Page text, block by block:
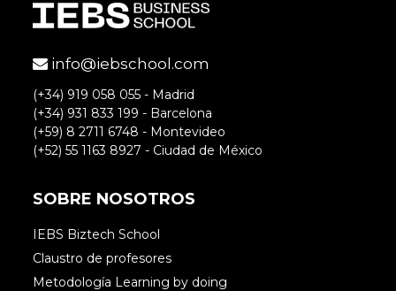
Neus Martinez
Buenos días, nos alegra leer que la
información es de tu agrado. Si
todas las semanas te invito a
suscribirte al blog. ¡Un saludo!
info@iebschool.com
(+34) 919 058 055 - Madrid
(+34) 931 833 199 - Barcelona
(+59) 8 2711 6748 - Montevideo
(+52) 55 1163 8927 - Ciudad de México
SOBRE NOSOTROS
IEBS Biztech School
Claustro de profesores
Metodología Learning by doing